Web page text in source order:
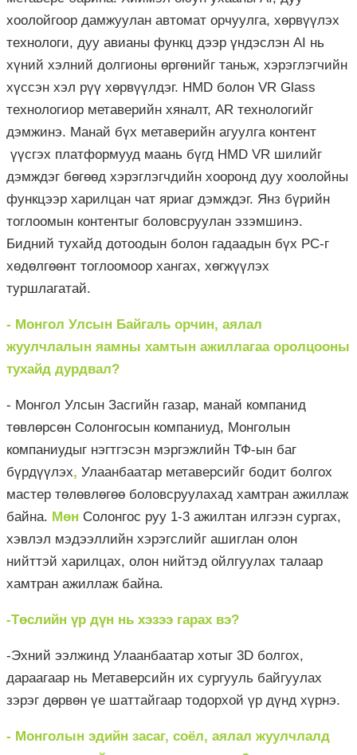
хоолойгоор дамжуулан автомат орчуулга, хөрвүүлэх
технологи, дуу авианы функц дээр үндэслэн AI нь
хүний хэлний долгионы өргөнийг таньж, хэрэглэгчийн
хүссэн хэл рүү хөрвүүлдэг. HMD болон VR Glass
технологиор метаверийн хяналт, AR технологийг
дэмжинэ. Манай бүх метаверийн агуулга контент
үүсгэх платформууд маань бүгд HMD VR шилийг
дэмждэг бөгөөд хэрэглэгчдийн хооронд дуу хоолойны
функцээр харилцан чат яриаг дэмждэг. Янз бүрийн
тоглоомын контентыг боловсруулан эзэмшинэ.
Бидний тухайд дотоодын болон гадаадын бүх PC-г
хөдөлгөөнт тоглоомоор хангах, хөгжүүлэх
туршлагатай.
- Монгол Улсын Байгаль орчин, аялал
жуулчлалын яамны хамтын ажиллагаа оролцооны
тухайд дурдвал?
- Монгол Улсын Засгийн газар, манай компанид
төвлөрсөн Солонгосын компаниуд, Монголын
компаниудыг нэгтгэсэн мэргэжлийн ТФ-ын баг
бүрдүүлэх, Улаанбаатар метаверсийг бодит болгох
мастер төлөвлөгөө боловсруулахад хамтран ажиллаж
байна. Мөн Солонгос руу 1-3 ажилтан илгээн сургах,
хэвлэл мэдээллийн хэрэгслийг ашиглан олон
нийттэй харилцах, олон нийтэд ойлгуулах талаар
хамтран ажиллаж байна.
-Төслийн үр дүн нь хэзээ гарах вэ?
-Эхний ээлжинд Улаанбаатар хотыг 3D болгох,
дараагаар нь Метаверсийн их сургууль байгуулах
зэрэг дөрвөн үе шаттайгаар тодорхой үр дүнд хүрнэ.
- Монголын эдийн засаг, соёл, аялал жуулчлалд